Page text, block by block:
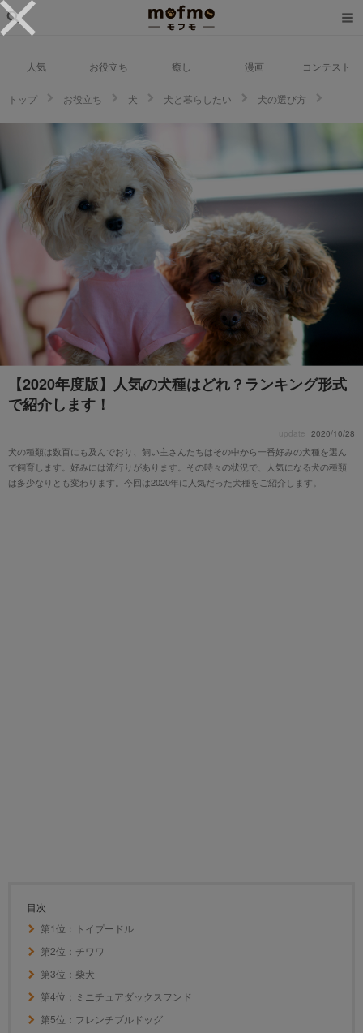
人気 お役立ち 癒し 漫画 コンテスト
トップ お役立ち 犬 犬と暮らしたい
犬の選び方
【2020年度版】人気の犬種はどれ？ランキング形式
で紹介します！
update 2020/10/28
犬の種類は数百にも及んでおり、飼い主さんたちはその中から一番好みの犬種を選ん
で飼育します。好みには流行りがあります。その時々の状況で、人気になる犬の種類
は多少なりとも変わります。今回は2020年に人気だった犬種をご紹介します。
目次
第1位：トイプードル
第2位：チワワ
第3位：柴犬
第4位：ミニチュアダックスフンド
第5位：フレンチブルドッグ